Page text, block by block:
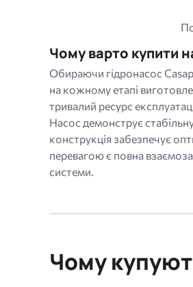
Чому варто купити
Обираючи гідронасос
на кожному етапі
тривалий ресурс
Насос демонструє
конструкція забезпечує
перевагою є повна
системи.
Чому